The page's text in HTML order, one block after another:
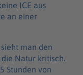
ICE aus
an einer
man den
Natur kritisch.
Stunden von